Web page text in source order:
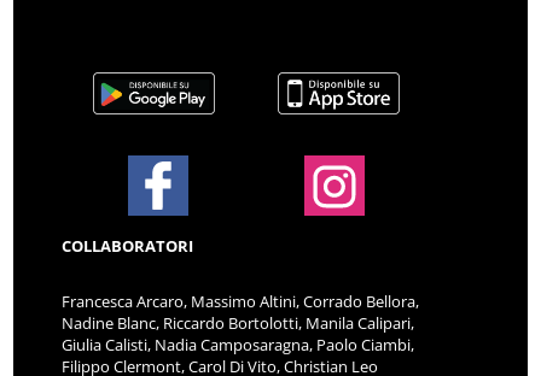
COLLABORATORI
Francesca Arcaro, Massimo Altini, Corrado Bellora,
Nadine Blanc, Riccardo Bortolotti, Manila Calipari,
Giulia Calisti, Nadia Camposaragna, Paolo Ciambi,
Filippo Clermont, Carol Di Vito, Christian Leo